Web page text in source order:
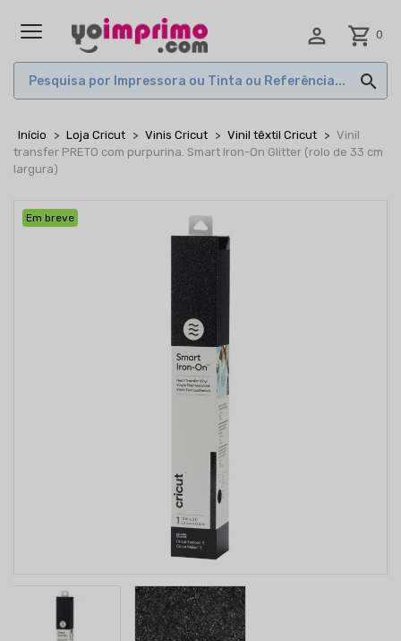
 shopping_cart 0

Início Loja Cricut Vinis Cricut Vinil têxtil Cricut
Vinil
transfer PRETO com purpurina. Smart Iron-On Glitter (rolo de 33 cm
largura)
Em breve